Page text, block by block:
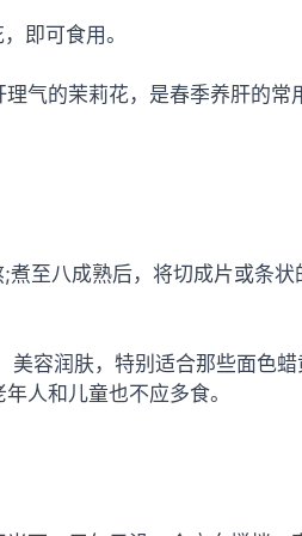
即可食用。
气的茉莉花，是春季养肝的常
至八成熟后，将切成片或条状
容润肤，特别适合那些面色蜡
人和儿童也不应多食。